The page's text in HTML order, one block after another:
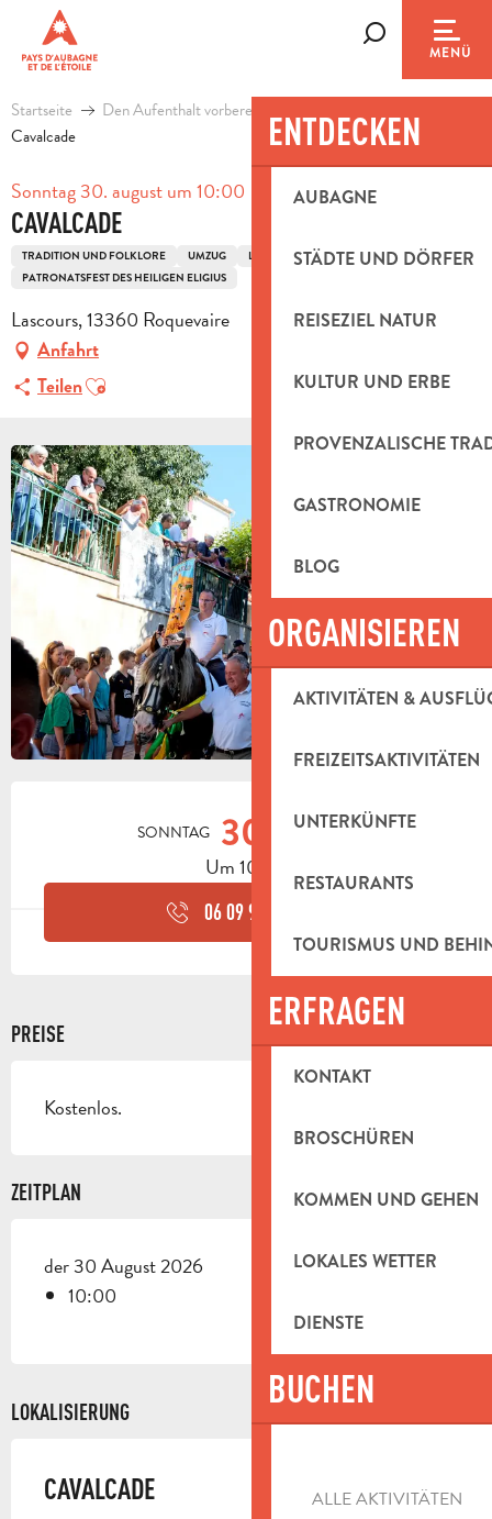
contenu
principal
MENÜ
ENTDECKEN
AUBAGNE
STÄDTE UND DÖRFER
REISEZIEL NATUR
KULTUR UND ERBE
PROVENZALISCHE
GASTRONOMIE
BLOG
ORGANISIEREN
AKTIVITÄTEN &
FREIZEITSAKTIVITÄTEN
UNTERKÜNFTE
RESTAURANTS
TOURISMUS UND
ERFRAGEN
KONTAKT
BROSCHÜREN
KOMMEN UND GEHEN
LOKALES WETTER
DIENSTE
BUCHEN
ALLE AKTIVITÄTEN
Startseite Den Aufenthalt vorbereiten
Cavalcade
Sonntag 30. august um 10:00
CAVALCADE
TRADITION UND FOLKLORE UMZUG
LOKALE FESTE
PATRONATSFEST DES HEILIGEN ELIGIUS
Lascours, 13360 Roquevaire
Anfahrt
TeilenAjouter aux favoris
ÖFFNUNGSZEITEN &
SONNTAG 30. AUGUST
Um 10:00
06 09 90 43
PREISE
Kostenlos.
ZEITPLAN
der 30 August 2026
10:00
LOKALISIERUNG
CAVALCADE